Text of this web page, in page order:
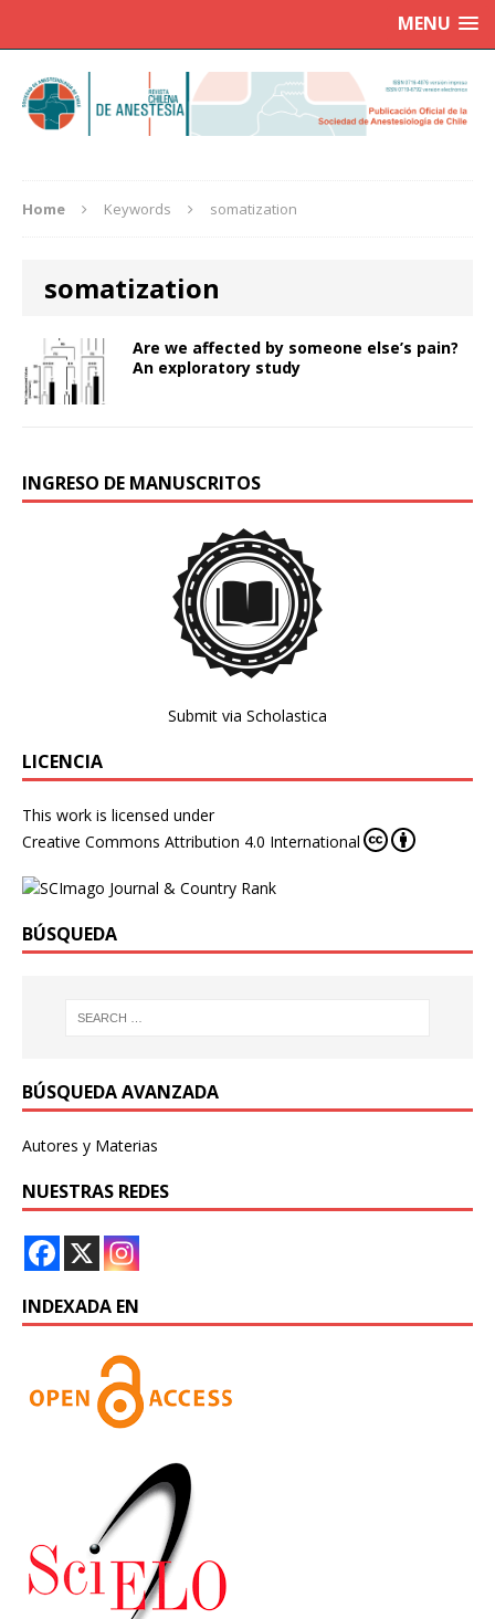
MENU
Home Keywords somatization
somatization
Are we affected by someone else’s pain?
An exploratory study
INGRESO DE MANUSCRITOS
Submit via Scholastica
LICENCIA
This work is licensed under
Creative Commons Attribution 4.0 International
BÚSQUEDA
BÚSQUEDA AVANZADA
Autores y Materias
NUESTRAS REDES
INDEXADA EN